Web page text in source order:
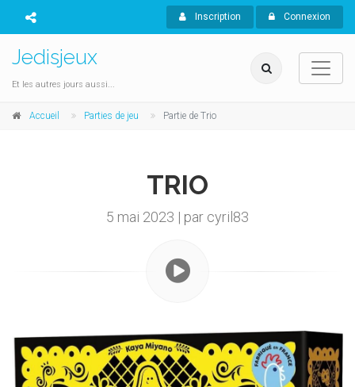
Inscription Connexion
Jedisjeux
Et les autres jours aussi...
Accueil Parties de jeu Partie de Trio
TRIO
5 mai 2023 | par cyril83